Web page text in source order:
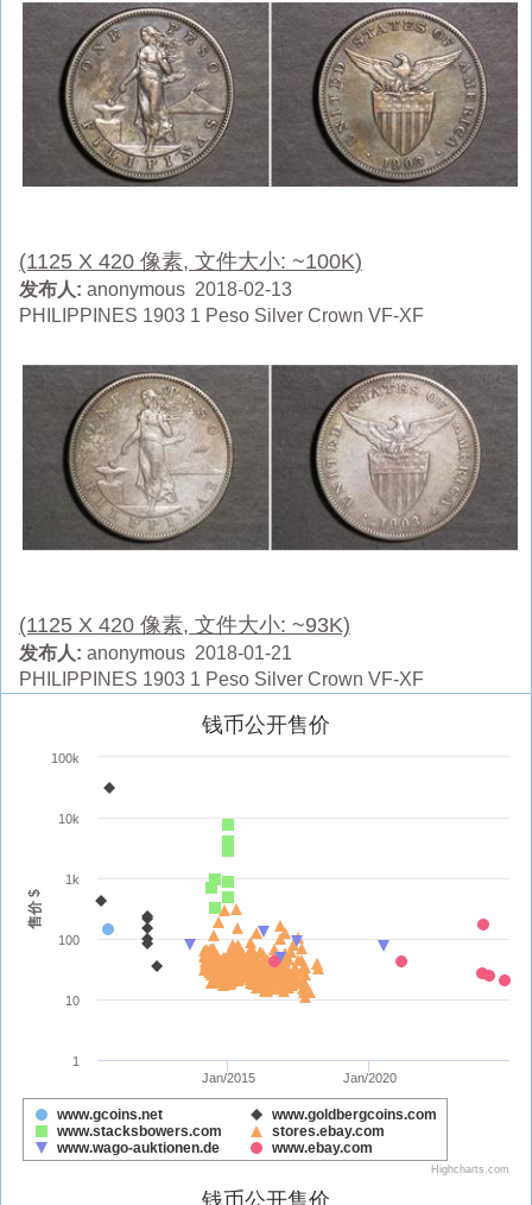
(1125 X 420 像素, 文件大小: ~100K)
发布人: anonymous 2018-02-13
PHILIPPINES 1903 1 Peso Silver Crown VF-XF
(1125 X 420 像素, 文件大小: ~93K)
发布人: anonymous 2018-01-21
PHILIPPINES 1903 1 Peso Silver Crown VF-XF